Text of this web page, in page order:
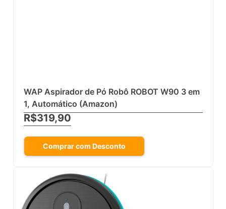
WAP Aspirador de Pó Robô ROBOT W90 3 em
1, Automático (Amazon)
R$319,90